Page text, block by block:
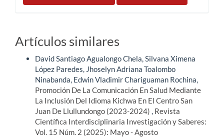
Artículos similares
David Santiago Agualongo Chela, Silvana Ximena
López Paredes, Jhoselyn Adriana Toalombo
Ninabanda, Edwin Vladimir Chariguaman Rochina,
Promoción De La Comunicación En Salud Mediante
La Inclusión Del Idioma Kichwa En El Centro San
Juan De Llullundongo (2023-2024)
Revista
Científica Interdisciplinaria Investigación y Saberes:
Vol. 15 Núm. 2 (2025): Mayo - Agosto